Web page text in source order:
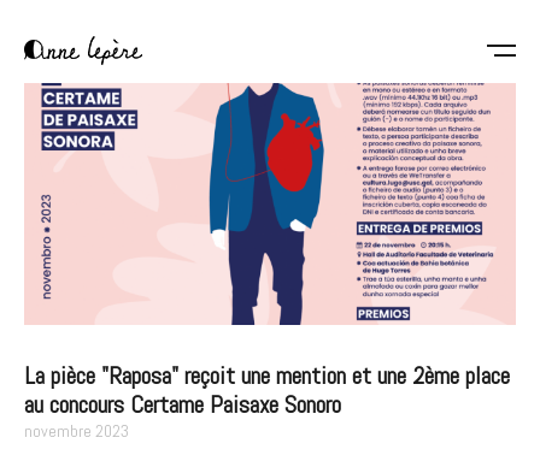
contenu
principal
Anne
Lepère
La pièce "Raposa" reçoit une mention et une 2ème place
au concours Certame Paisaxe Sonoro
novembre 2023